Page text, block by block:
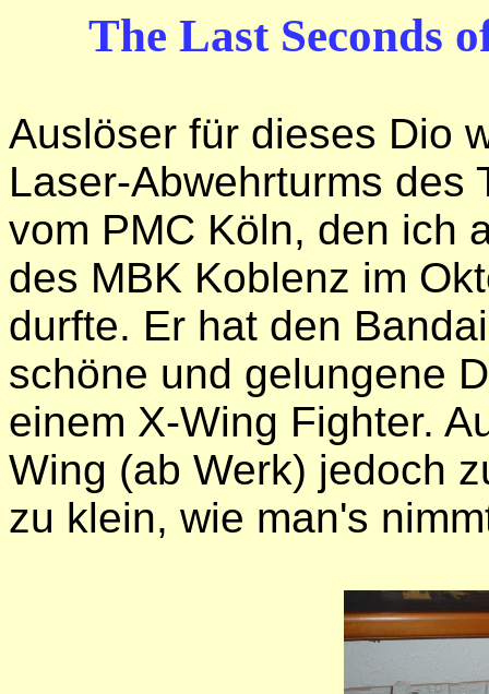
The Last Seconds
Auslöser für dieses Dio
Laser-Abwehrturms des
vom PMC Köln, den ich
des MBK Koblenz im
durfte. Er hat den
schöne und gelungene
einem X-Wing Fighter.
Wing (ab Werk) jedoch
zu klein, wie man's